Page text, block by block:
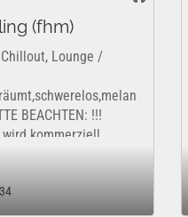
(fhm)
Chillout, Lounge /
BEACHTEN: !!!
wird kommerziell
und rechtlich für eine